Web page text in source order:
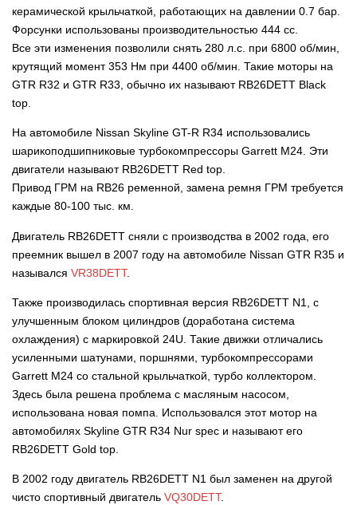
керамической крыльчаткой, работающих на давлении 0.7 бар.
Форсунки использованы производительностью 444 сс.
Все эти изменения позволили снять 280 л.с. при 6800 об/мин,
крутящий момент 353 Нм при 4400 об/мин. Такие моторы на
GTR R32 и GTR R33, обычно их называют RB26DETT Black
top.
На автомобиле Nissan Skyline GT-R R34 использовались
шарикоподшипниковые турбокомпрессоры Garrett M24. Эти
двигатели называют RB26DETT Red top.
Привод ГРМ на RB26 ременной, замена ремня ГРМ требуется
каждые 80-100 тыс. км.
Двигатель RB26DETT сняли с производства в 2002 года, его
преемник вышел в 2007 году на автомобиле Nissan GTR R35 и
назывался VR38DETT.
Также производилась спортивная версия RB26DETT N1, с
улучшенным блоком цилиндров (доработана система
охлаждения) с маркировкой 24U. Такие движки отличались
усиленными шатунами, поршнями, турбокомпрессорами
Garrett M24 со стальной крыльчаткой, турбо коллектором.
Здесь была решена проблема с масляным насосом,
использована новая помпа. Использовался этот мотор на
автомобилях Skyline GTR R34 Nur spec и называют его
RB26DETT Gold top.
В 2002 году двигатель RB26DETT N1 был заменен на другой
чисто спортивный двигатель VQ30DETT.